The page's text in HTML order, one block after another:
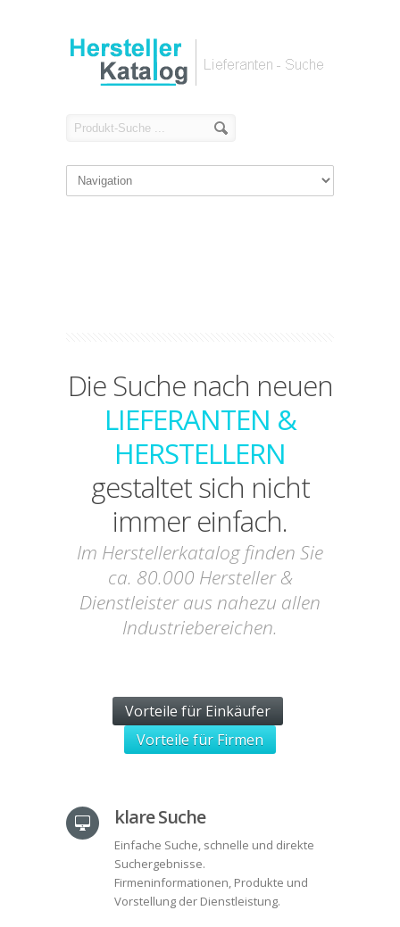
Die Suche nach neuen
LIEFERANTEN &
HERSTELLERN
gestaltet sich nicht
immer einfach.
Im Herstellerkatalog finden Sie
ca. 80.000 Hersteller &
Dienstleister aus nahezu allen
Industriebereichen.
Vorteile für Einkäufer
Vorteile für Firmen
klare Suche
Einfache Suche, schnelle und direkte
Suchergebnisse.
Firmeninformationen, Produkte und
Vorstellung der Dienstleistung.